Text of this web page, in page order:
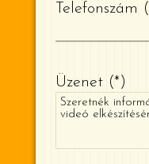
Telefonszám
Üzenet *